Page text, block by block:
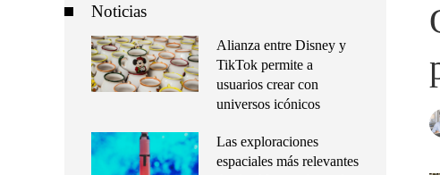
Noticias
Alianza entre Disney y
TikTok permite a
usuarios crear con
universos icónicos
Las exploraciones
espaciales más relevantes